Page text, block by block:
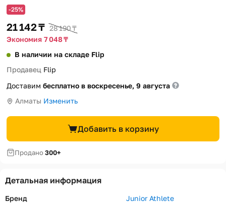
-25%
21 142 ₸ 28 190 ₸
Экономия 7 048 ₸
В наличии на складе Flip
Продавец Flip
Доставим бесплатно в воскресенье, 9 августа
Алматы Изменить
Добавить в корзину
Продано300+
Детальная информация
Бренд
Junior Athlete